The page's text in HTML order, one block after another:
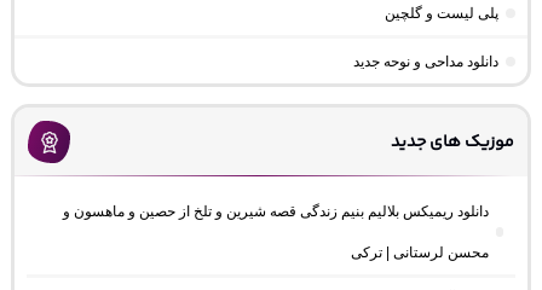
پلی لیست و گلچین
دانلود مداحی و نوحه جدید
موزیک های جدید
دانلود ریمیکس بلالیم بنیم زندگی قصه شیرین و تلخ از حصین و ماهسون و
محسن لرستانی | ترکی